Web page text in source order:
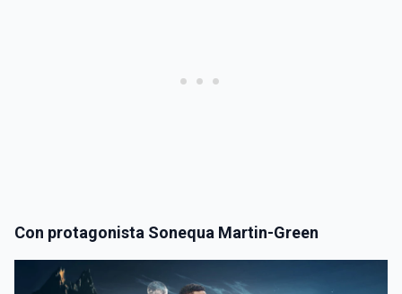
Con protagonista Sonequa Martin-Green